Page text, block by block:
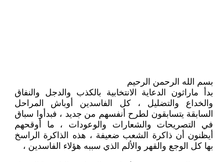
بسم الله الرحمن الرحيم
بدأ ماراثون الدعاية الانتخابية بالكذب والدجل والنفاق
والخداع والتضليل ، كل الفاسدين أوباش المراحل
السابقة يتسابقون لطرح أنفسهم من جديد ، فبدأوا سباق
في التصريحات والشعارات والوعودات ، ما أوقحهم
أيظنون أن ذاكرة الشعب ضعيفة ، هذه الذاكرة الراسخ
بها كل الوجع والقهر والألم الذي سببه هؤلاء الفاسدين ،